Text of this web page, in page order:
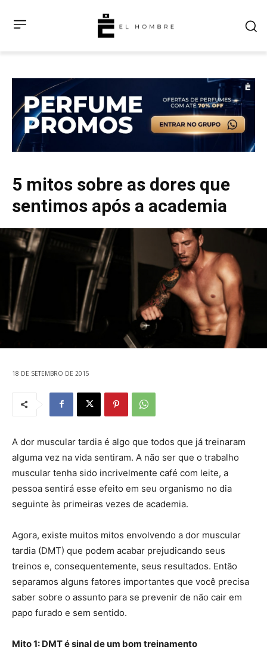
5 mitos sobre as dores que
sentimos após a academia
18 DE SETEMBRO DE 2015
A dor muscular tardia é algo que todos que já treinaram
alguma vez na vida sentiram. A não ser que o trabalho
muscular tenha sido incrivelmente café com leite, a
pessoa sentirá esse efeito em seu organismo no dia
seguinte às primeiras vezes de academia.
Agora, existe muitos mitos envolvendo a dor muscular
tardia (DMT) que podem acabar prejudicando seus
treinos e, consequentemente, seus resultados. Então
separamos alguns fatores importantes que você precisa
saber sobre o assunto para se prevenir de não cair em
papo furado e sem sentido.
Mito 1: DMT é sinal de um bom treinamento